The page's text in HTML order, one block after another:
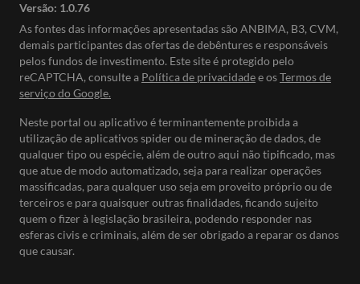
Versão: 1.0.76
As fontes das informações apresentadas são ANBIMA, B3, CVM,
demais participantes das ofertas de debêntures e responsáveis
pelos fundos de investimento. Este site é protegido pelo
reCAPTCHA, consulte a Política de privacidadee osTermos de
serviço do Google.
Neste portal ou aplicativo é terminantemente proibida a
utilização de aplicativos spider ou de mineração de dados, de
qualquer tipo ou espécie, além de outro aqui não tipificado, mas
que atue de modo automatizado, seja para realizar operações
massificadas, para qualquer uso seja em proveito próprio ou de
terceiros e para quaisquer outras finalidades, ficando sujeito
quem o fizer à legislação brasileira, podendo responder nas
esferas civis e criminais, além de ser obrigado a reparar os danos
que causar.